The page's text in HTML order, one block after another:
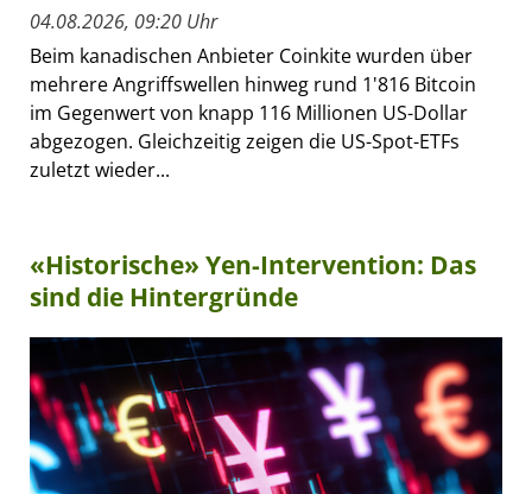
04.08.2026, 09:20 Uhr
Beim kanadischen Anbieter Coinkite wurden über
mehrere Angriffswellen hinweg rund 1'816 Bitcoin
im Gegenwert von knapp 116 Millionen US-Dollar
abgezogen. Gleichzeitig zeigen die US-Spot-ETFs
zuletzt wieder...
«Historische» Yen-Intervention: Das
sind die Hintergründe